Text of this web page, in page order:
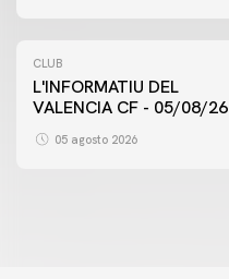
CLUB
L'INFORMATIU DEL
VALENCIA CF - 05/08/26
05 agosto 2026